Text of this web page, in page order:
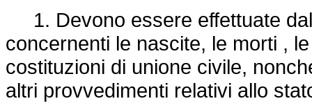
1. Devono essere effettuate
concernenti le nascite, le morti ,
costituzioni di unione civile,
altri provvedimenti relativi allo